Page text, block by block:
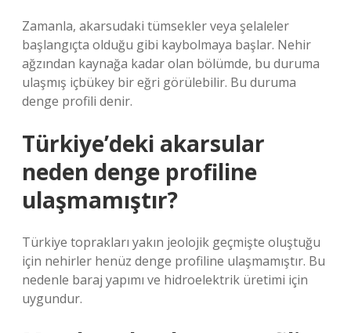
Zamanla, akarsudaki tümsekler veya şelaleler
başlangıçta olduğu gibi kaybolmaya başlar. Nehir
ağzından kaynağa kadar olan bölümde, bu duruma
ulaşmış içbükey bir eğri görülebilir. Bu duruma
denge profili denir.
Türkiye’deki akarsular
neden denge profiline
ulaşmamıştır?
Türkiye toprakları yakın jeolojik geçmişte oluştuğu
için nehirler henüz denge profiline ulaşmamıştır. Bu
nedenle baraj yapımı ve hidroelektrik üretimi için
uygundur.